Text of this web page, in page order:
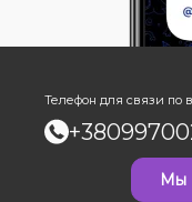
Телефон для связи по
Мы